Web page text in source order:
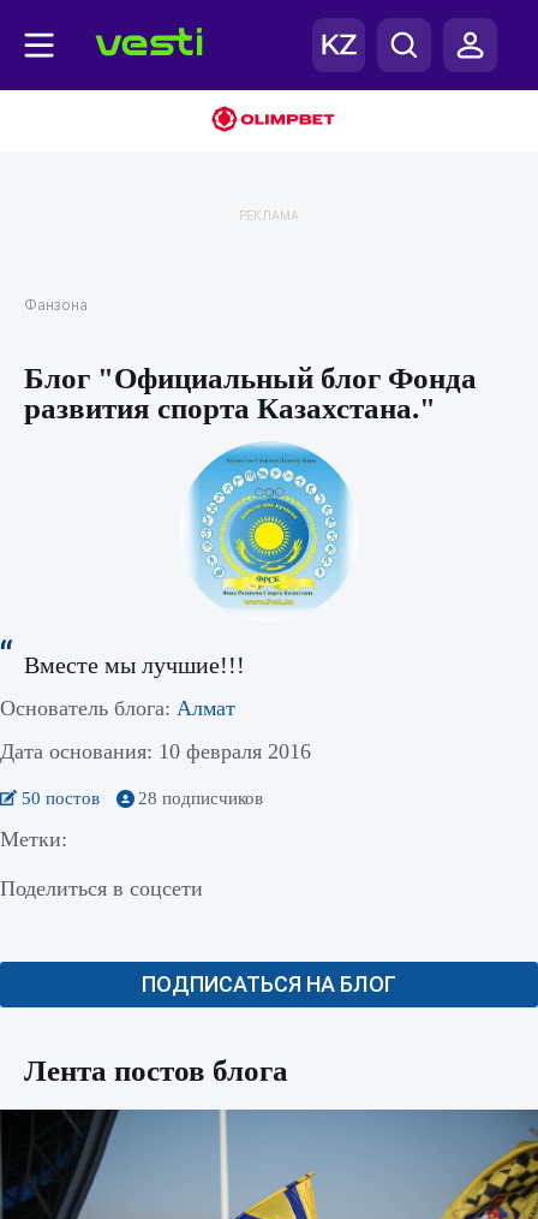
РЕКЛАМА
Фанзона
Блог "Официальный блог Фонда
развития спорта Казахстана."
Вместе мы лучшие!!!
Основатель блога: Алмат
Дата основания: 10 февраля 2016
50 постов 28 подписчиков
Метки:
Поделиться в соцсети
ПОДПИСАТЬСЯ НА БЛОГ
Лента постов блога